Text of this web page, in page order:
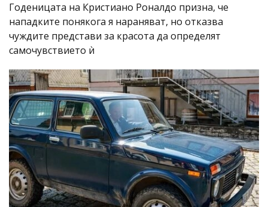
Годеницата на Кристиано Роналдо призна, че
нападките понякога я нараняват, но отказва
чуждите представи за красота да определят
самочувствието ѝ